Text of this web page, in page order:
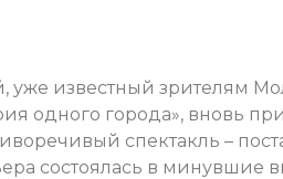
известный зрителям
одного города», вновь
спектакль –
состоялась в минувшие